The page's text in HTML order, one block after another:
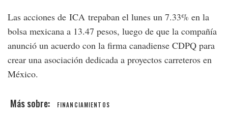
Las acciones de ICA trepaban el lunes un 7.33% en la
bolsa mexicana a 13.47 pesos, luego de que la compañía
anunció un acuerdo con la firma canadiense CDPQ para
crear una asociación dedicada a proyectos carreteros en
México.
FINANCIAMIENTOS